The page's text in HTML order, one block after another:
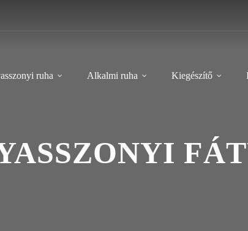
ruha Alkalmi ruha Kiegészítő